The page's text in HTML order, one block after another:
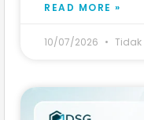
READ MORE »
10/07/2026